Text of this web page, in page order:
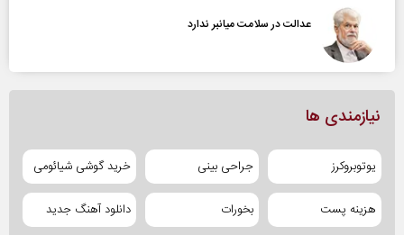
عدالت در سلامت میانبر ندارد
نیازمندی ها
یوتوبروکرز جراحی بینی خرید گوشی شیائومی
هزینه پست بخورات دانلود آهنگ جدید